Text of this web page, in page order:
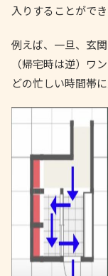
入りすることがで
例えば、一旦、玄
（帰宅時は逆）ワ
どの忙しい時間帯